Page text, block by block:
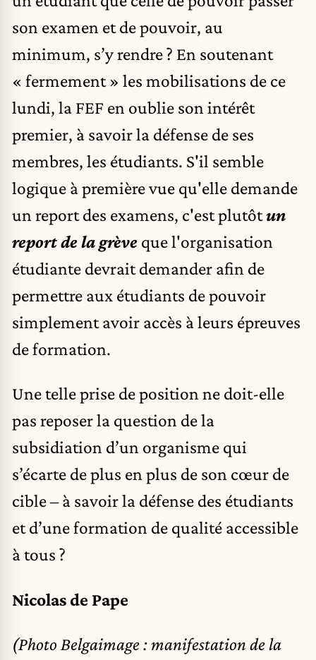
son examen et de pouvoir, au
minimum, s’y rendre ? En soutenant
« fermement » les mobilisations de ce
lundi, la FEF en oublie son intérêt
premier, à savoir la défense de ses
membres, les étudiants. S'il semble
logique à première vue qu'elle demande
un report des examens, c'est plutôtun
report de la grève que l'organisation
étudiante devrait demander afin de
permettre aux étudiants de pouvoir
simplement avoir accès à leurs épreuves
de formation.
Une telle prise de position ne doit-elle
pas reposer la question de la
subsidiation d’un organisme qui
s’écarte de plus en plus de son cœur de
cible – à savoir la défense des étudiants
et d’une formation de qualité accessible
à tous ?
Nicolas de Pape
(Photo Belgaimage : manifestation de la